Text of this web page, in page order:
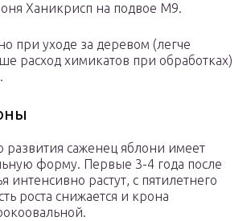
Ханикрисп на подвое М9.
при уходе за деревом (легче
расход химикатов при обработках)
развития саженец яблони имеет
форму. Первые 3-4 года после
интенсивно растут, с пятилетнего
роста снижается и крона